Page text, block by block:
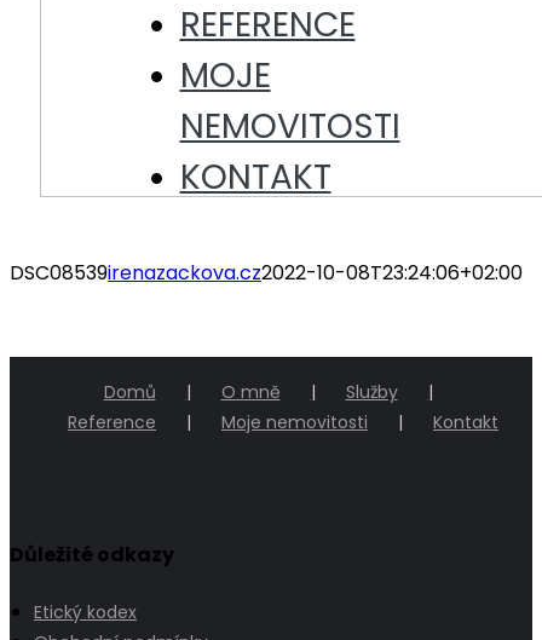
REFERENCE
MOJE
NEMOVITOSTI
KONTAKT
DSC08539irenazackova.cz2022-10-08T23:24:06+02:00
Důležité odkazy
Etický kodex
Domů O mně
Služby
Reference
Moje nemovitosti Kontakt